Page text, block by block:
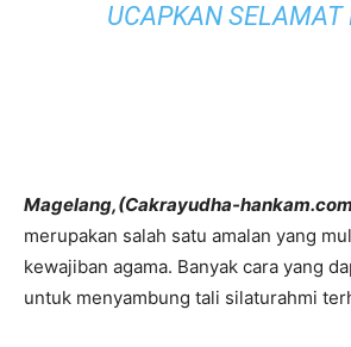
UCAPKAN SELAMAT
Magelang,(Cakrayudha-
merupakan salah satu amalan yang
kewajiban agama. Banyak cara yang
untuk menyambung tali silaturahmi